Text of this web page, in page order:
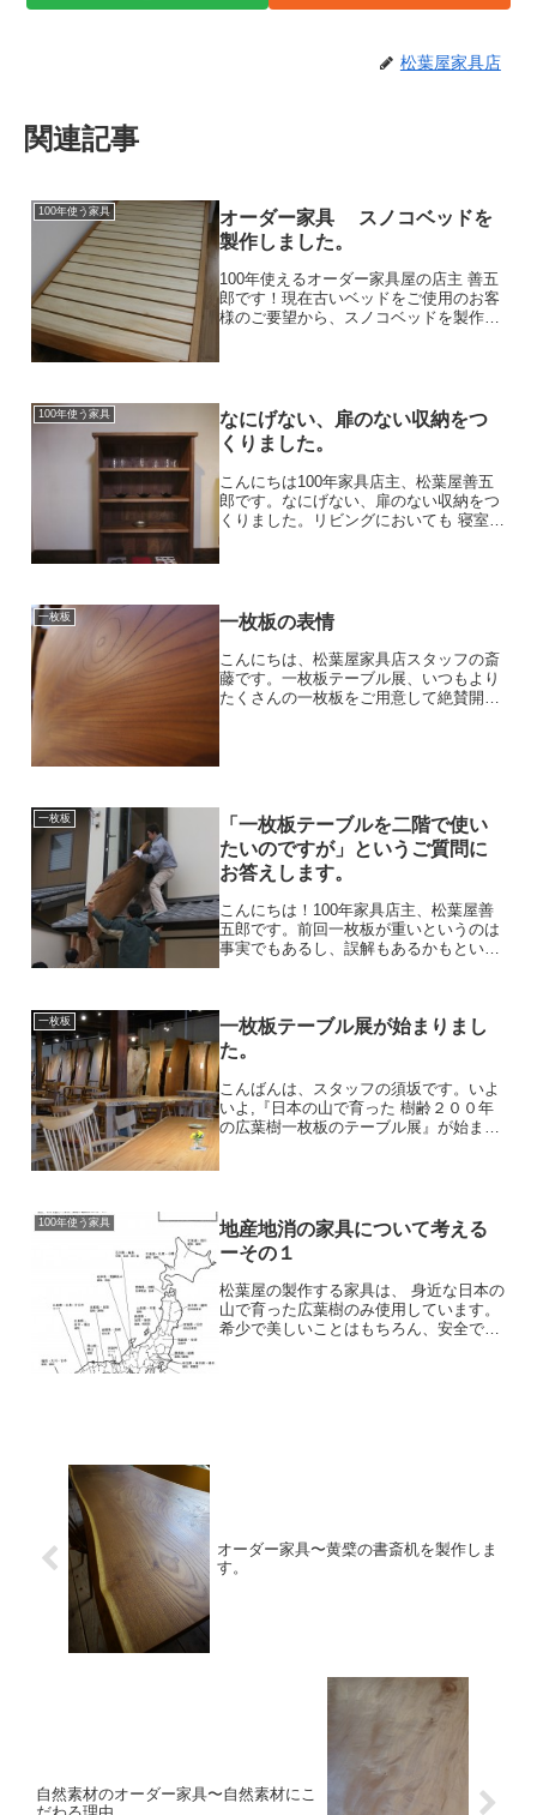
松葉屋家具店
関連記事
100年使う家具
オーダー家具 スノコベッドを
製作しました。
100年使えるオーダー家具屋の店主 善五
郎です！現在古いベッドをご使用のお客
様のご要望から、スノコベッドを製作し
100年使う家具
なにげない、扉のない収納をつ
くりました。
こんにちは100年家具店主、松葉屋善五
郎です。なにげない、扉のない収納をつ
くりました。リビングにおいても 寝室に
一枚板 一枚板の表情
こんにちは、松葉屋家具店スタッフの斎
藤です。一枚板テーブル展、いつもより
たくさんの一枚板をご用意して絶賛開催
一枚板
「一枚板テーブルを二階で使い
たいのですが」というご質問に
お答えします。
こんにちは！100年家具店主、松葉屋善
五郎です。前回一枚板が重いというのは
事実でもあるし、誤解もあるかもという
などで動かしたい時季節...
一枚板
一枚板テーブル展が始まりまし
た。
こんばんは、スタッフの須坂です。いよ
いよ,『日本の山で育った 樹齢２００年
の広葉樹一枚板のテーブル展』が始まり
100年使う家具
地産地消の家具について考える
ーその１
松葉屋の製作する家具は、 身近な日本の
山で育った広葉樹のみ使用しています。
希少で美しいことはもちろん、安全で安
オーダー家具〜黄檗の書斎机を製作しま
す。
自然素材のオーダー家具〜自然素材にこ